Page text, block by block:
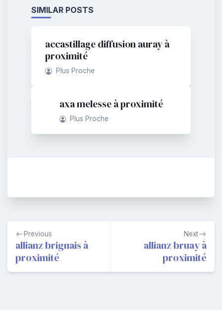
SIMILAR POSTS
accastillage diffusion auray à
proximité
Plus Proche
axa melesse à proximité
Plus Proche
Navigation
de
l’article
Previous
allianz brignais à
proximité
Next
allianz bruay à
proximité